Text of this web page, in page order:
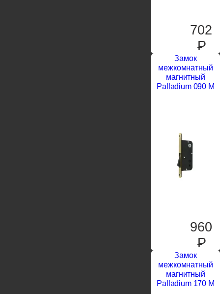
702
P
Замок
межкомнатный
магнитный
Palladium 090 M
960
P
Замок
межкомнатный
магнитный
Palladium 170 M